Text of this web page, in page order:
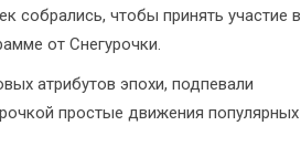
собрались, чтобы принять участие в
от Снегурочки.
атрибутов эпохи, подпевали
простые движения популярных